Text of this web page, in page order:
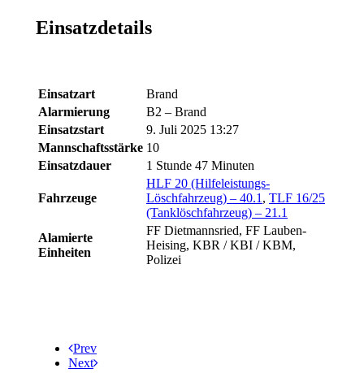
Einsatzdetails
Einsatzart
Brand
Alarmierung
B2 – Brand
Einsatzstart
9. Juli 2025 13:27
Mannschaftsstärke 10
Einsatzdauer
1 Stunde 47 Minuten
Fahrzeuge
HLF 20 (Hilfeleistungs-
Löschfahrzeug) – 40.1 , TLF 16/25
(Tanklöschfahrzeug) – 21.1
Alamierte
Einheiten
FF Dietmannsried, FF Lauben-
Heising, KBR / KBI / KBM,
Polizei
Prev
Next